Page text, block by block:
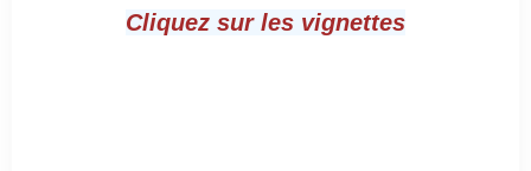
Cliquez sur les vignettes